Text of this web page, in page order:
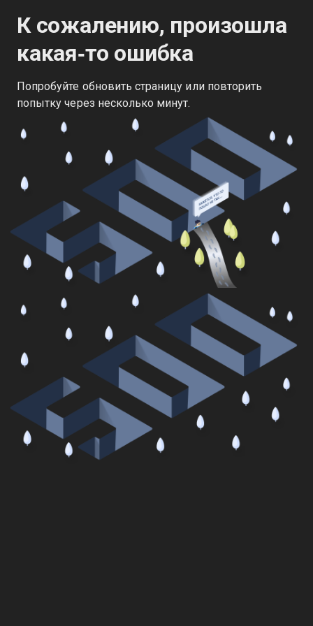
К сожалению, произошла
какая‑то ошибка
Попробуйте обновить страницу или повторить
попытку через несколько минут.